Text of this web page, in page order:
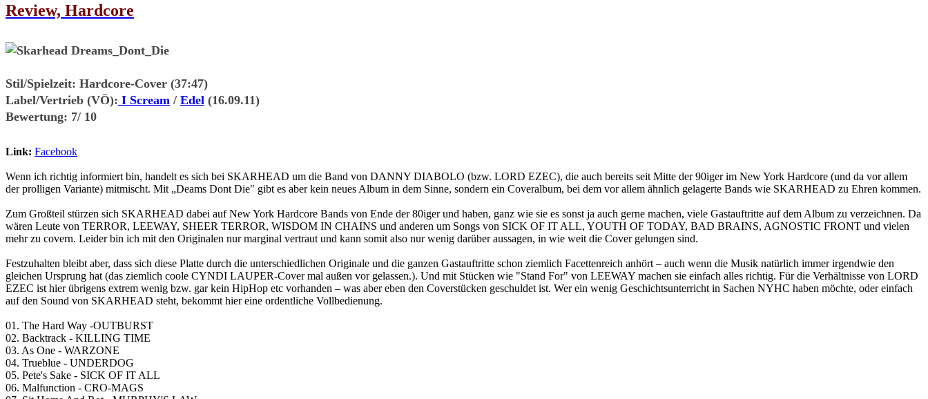
Review, Hardcore
Stil/Spielzeit: Hardcore-Cover (37:47)
Label/Vertrieb (VÖ): I Scream / Edel (16.09.11)
Bewertung: 7/ 10
Link: Facebook
Wenn ich richtig informiert bin, handelt es sich bei SKARHEAD um die Band von DANNY DIABOLO (bzw. LORD EZEC), die auch bereits seit Mitte der 90iger im New York Hardcore (und da vor allem
der prolligen Variante) mitmischt. Mit „Deams Dont Die" gibt es aber kein neues Album in dem Sinne, sondern ein Coveralbum, bei dem vor allem ähnlich gelagerte Bands wie SKARHEAD zu Ehren kommen.
Zum Großteil stürzen sich SKARHEAD dabei auf New York Hardcore Bands von Ende der 80iger und haben, ganz wie sie es sonst ja auch gerne machen, viele Gastauftritte auf dem Album zu verzeichnen. Da
wären Leute von TERROR, LEEWAY, SHEER TERROR, WISDOM IN CHAINS und anderen um Songs von SICK OF IT ALL, YOUTH OF TODAY, BAD BRAINS, AGNOSTIC FRONT und vielen
mehr zu covern. Leider bin ich mit den Originalen nur marginal vertraut und kann somit also nur wenig darüber aussagen, in wie weit die Cover gelungen sind.
Festzuhalten bleibt aber, dass sich diese Platte durch die unterschiedlichen Originale und die ganzen Gastauftritte schon ziemlich Facettenreich anhört – auch wenn die Musik natürlich immer irgendwie den
gleichen Ursprung hat (das ziemlich coole CYNDI LAUPER-Cover mal außen vor gelassen.). Und mit Stücken wie "Stand For" von LEEWAY machen sie einfach alles richtig. Für die Verhältnisse von LORD
EZEC ist hier übrigens extrem wenig bzw. gar kein HipHop etc vorhanden – was aber eben den Coverstücken geschuldet ist. Wer ein wenig Geschichtsunterricht in Sachen NYHC haben möchte, oder einfach
auf den Sound von SKARHEAD steht, bekommt hier eine ordentliche Vollbedienung.
01. The Hard Way -OUTBURST
02. Backtrack - KILLING TIME
03. As One - WARZONE
04. Trueblue - UNDERDOG
05. Pete's Sake - SICK OF IT ALL
06. Malfunction - CRO-MAGS